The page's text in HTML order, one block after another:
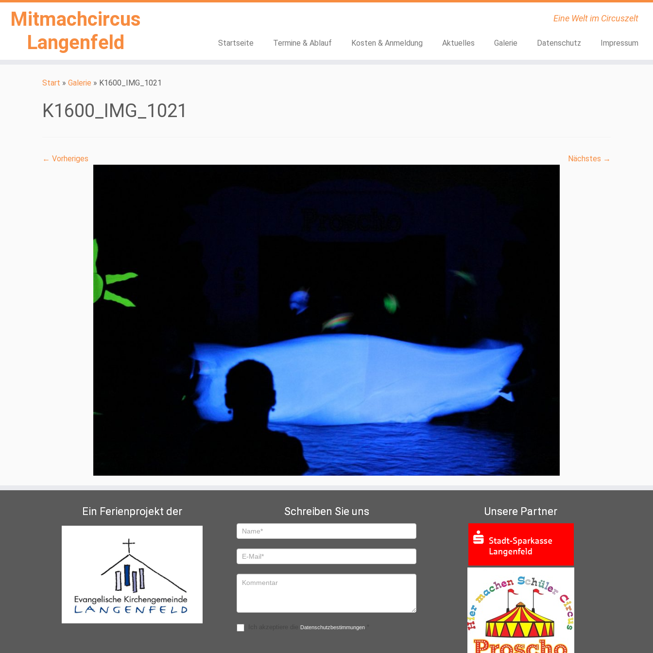
Mitmachcircus
Langenfeld
Eine Welt im Circuszelt
Startseite Termine & Ablauf Kosten & Anmeldung Aktuelles Galerie Datenschutz Impressum
Start » Galerie » K1600_IMG_1021
K1600_IMG_1021
← Vorheriges Nächstes →
Ein Ferienprojekt der Schreiben Sie uns
Schreiben
Sie
uns
Datenschutzbestimmungen
Unsere Partner